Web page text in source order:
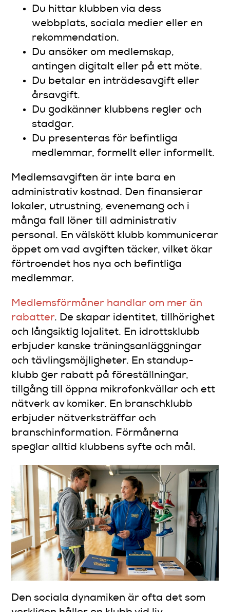
Du hittar klubben via dess
webbplats, sociala medier eller en
rekommendation.
Du ansöker om medlemskap,
antingen digitalt eller på ett möte.
Du betalar en inträdesavgift eller
årsavgift.
Du godkänner klubbens regler och
stadgar.
Du presenteras för befintliga
medlemmar, formellt eller informellt.
Medlemsavgiften är inte bara en
administrativ kostnad. Den finansierar
lokaler, utrustning, evenemang och i
många fall löner till administrativ
personal. En välskött klubb kommunicerar
öppet om vad avgiften täcker, vilket ökar
förtroendet hos nya och befintliga
medlemmar.
Medlemsförmåner handlar om mer än
rabatter. De skapar identitet, tillhörighet
och långsiktig lojalitet. En idrottsklubb
erbjuder kanske träningsanläggningar
och tävlingsmöjligheter. En standup-
klubb ger rabatt på föreställningar,
tillgång till öppna mikrofonkvällar och ett
nätverk av komiker. En branschklubb
erbjuder nätverksträffar och
branschinformation. Förmånerna
speglar alltid klubbens syfte och mål.
Den sociala dynamiken är ofta det som